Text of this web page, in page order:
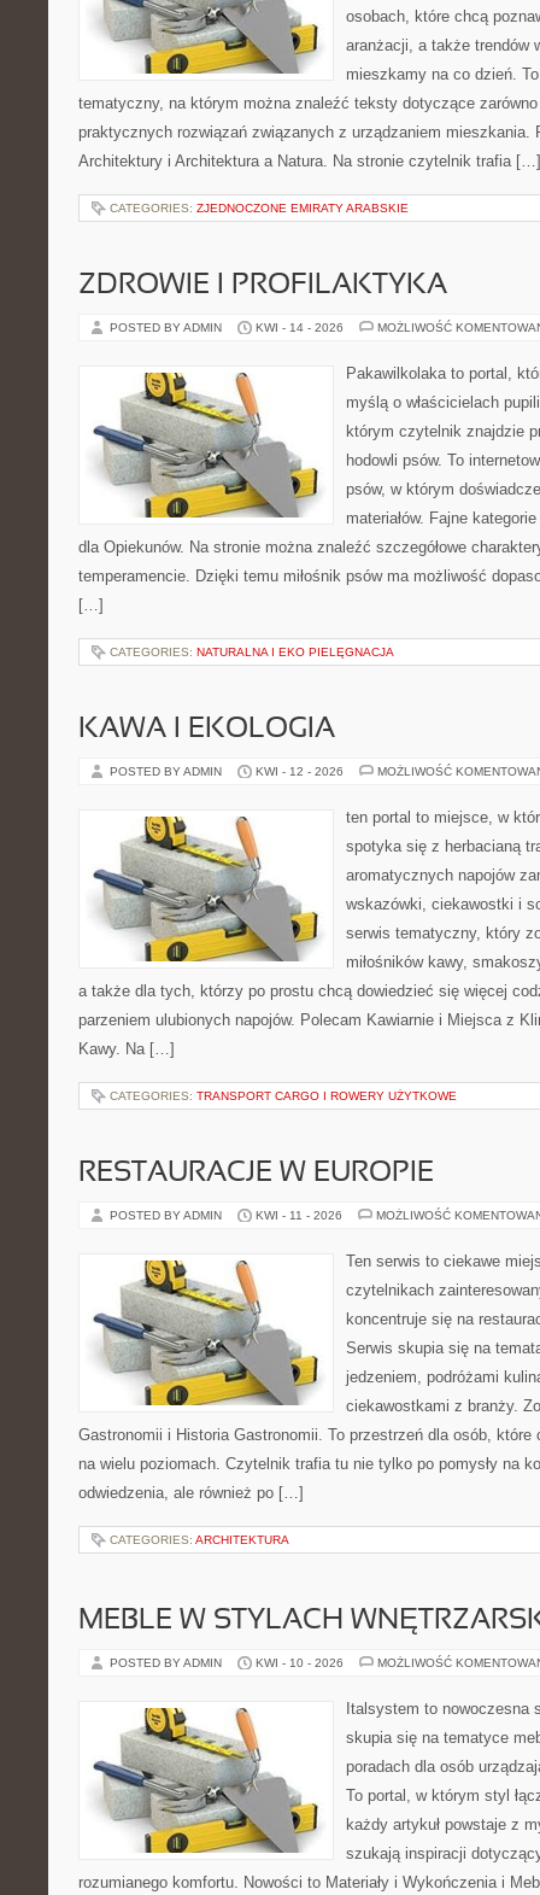
osobach, które chcą
aranżacji, a także trendów
mieszkamy na co dzień.
tematyczny, na którym można znaleźć teksty dotyczące
praktycznych rozwiązań związanych z urządzaniem mieszkania.
Architektury i Architektura a Natura. Na stronie czytelnik trafia […]
CATEGORIES: ZJEDNOCZONE EMIRATY ARABSKIE
ZDROWIE I PROFILAKTYKA
POSTED BY ADMIN KWI - 14 - 2026 MOŻLIWOŚĆ
Pakawilkolaka to portal,
myślą o właścicielach
którym czytelnik znajdzie
hodowli psów. To
psów, w którym
materiałów. Fajne
dla Opiekunów. Na stronie można znaleźć szczegółowe
temperamencie. Dzięki temu miłośnik psów ma możliwość
[…]
CATEGORIES: NATURALNA I EKO PIELĘGNACJA
KAWA I EKOLOGIA
POSTED BY ADMIN KWI - 12 - 2026 MOŻLIWOŚĆ
ten portal to miejsce, w
spotyka się z herbacianą
aromatycznych napojów
wskazówki, ciekawostki i
serwis tematyczny, który
miłośników kawy,
a także dla tych, którzy po prostu chcą dowiedzieć się więcej
parzeniem ulubionych napojów. Polecam Kawiarnie i Miejsca z
Kawy. Na […]
CATEGORIES: TRANSPORT CARGO I ROWERY UŻYTKOWE
RESTAURACJE W EUROPIE
POSTED BY ADMIN KWI - 11 - 2026 MOŻLIWOŚĆ
Ten serwis to ciekawe
czytelnikach
koncentruje się na
Serwis skupia się na
jedzeniem, podróżami
ciekawostkami z branży.
Gastronomii i Historia Gastronomii. To przestrzeń dla osób, które
na wielu poziomach. Czytelnik trafia tu nie tylko po pomysły na
odwiedzenia, ale również po […]
CATEGORIES: ARCHITEKTURA
MEBLE W STYLACH
POSTED BY ADMIN KWI - 10 - 2026 MOŻLIWOŚĆ
Italsystem to nowoczesna
skupia się na tematyce
poradach dla osób
To portal, w którym styl
każdy artykuł powstaje z
szukają inspiracji
rozumianego komfortu. Nowości to Materiały i Wykończenia i